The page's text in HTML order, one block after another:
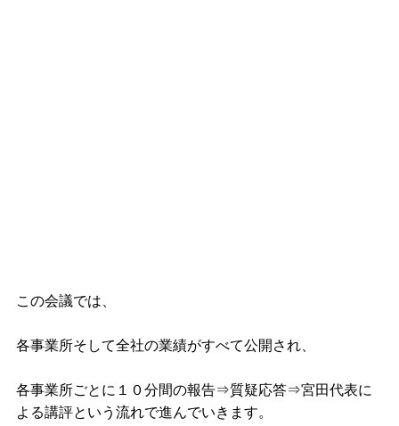
この会議では、
各事業所そして全社の業績がすべて公開され、
各事業所ごとに１０分間の報告⇒質疑応答⇒宮田代表に
よる講評という流れで進んでいきます。